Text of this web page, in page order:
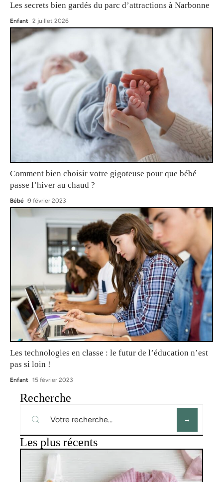
Les secrets bien gardés du parc d’attractions à Narbonne
Enfant 2 juillet 2026
Comment bien choisir votre gigoteuse pour que bébé
passe l’hiver au chaud ?
Bébé 9 février 2023
Les technologies en classe : le futur de l’éducation n’est
pas si loin !
Enfant 15 février 2023
Recherche
Les plus récents